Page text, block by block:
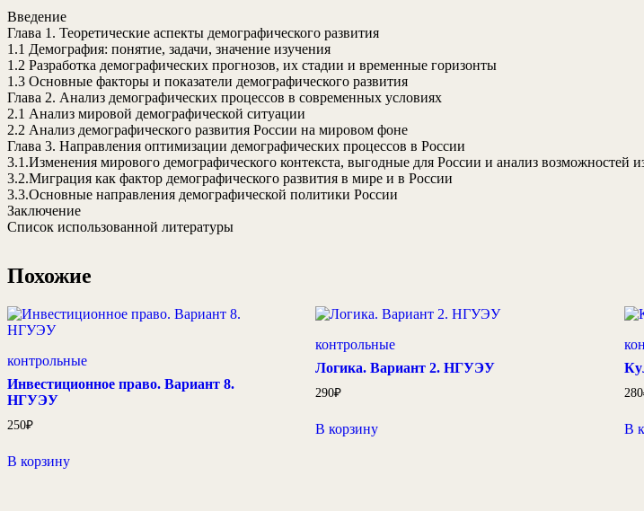
Введение
Глава 1. Теоретические аспекты демографического развития
1.1 Демография: понятие, задачи, значение изучения
1.2 Разработка демографических прогнозов, их стадии и временные горизонты
1.3 Основные факторы и показатели демографического развития
Глава 2. Анализ демографических процессов в современных условиях
2.1 Анализ мировой демографической ситуации
2.2 Анализ демографического развития России на мировом фоне
Глава 3. Направления оптимизации демографических процессов в России
3.1.Изменения мирового демографического контекста, выгодные для России и анализ возможностей
3.2.Миграция как фактор демографического развития в мире и в России
3.3.Основные направления демографической политики России
Заключение
Список использованной литературы
Похожие
контрольные
Инвестиционное право. Вариант 8.
НГУЭУ
250₽
В корзину
контрольные
Логика. Вариант 2. НГУЭУ
290₽
В корзину
280
В